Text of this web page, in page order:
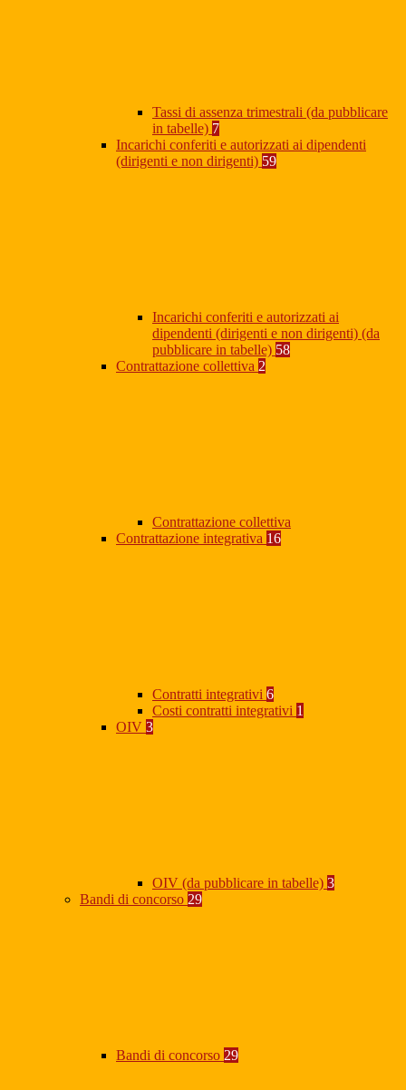
Tassi di assenza trimestrali (da pubblicare
in tabelle) 7
Incarichi conferiti e autorizzati ai dipendenti
(dirigenti e non dirigenti) 59
Incarichi conferiti e autorizzati ai
dipendenti (dirigenti e non dirigenti) (da
pubblicare in tabelle) 58
Contrattazione collettiva 2
Contrattazione collettiva
Contrattazione integrativa 16
Contratti integrativi 6
Costi contratti integrativi 1
OIV 3
OIV (da pubblicare in tabelle) 3
Bandi di concorso 29
Bandi di concorso 29